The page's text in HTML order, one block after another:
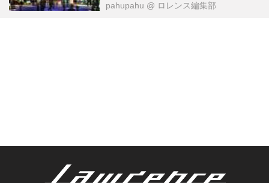
pahupahu @ ロレンス編集部